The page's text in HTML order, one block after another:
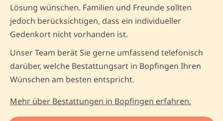
Lösung wünschen. Familien und Freunde sollten
jedoch berücksichtigen, dass ein individueller
Gedenkort nicht vorhanden ist.
Unser Team berät Sie gerne umfassend telefonisch
darüber, welche Bestattungsart in Bopfingen Ihren
Wünschen am besten entspricht.
Mehr über Bestattungen in Bopfingen erfahren.